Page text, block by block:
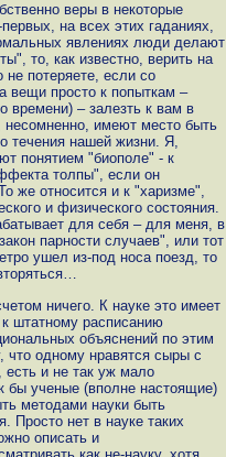
веры в некоторые
на всех этих гаданиях,
явлениях люди делают
то, как известно, верить на
потеряете, если со
вещи просто к попыткам –
времени) – залезть к вам в
имеют место быть
течения нашей жизни. Я,
понятием "биополе" - к
толпы", если он
же относится и к "харизме",
и физического состояния.
для себя – для меня, в
парности случаев", или тот
ушел из-под носа поезд, то
ничего. К науке это имеет
штатному расписанию
объяснений по этим
что одному нравятся сыры с
есть и не так уж мало
бы ученые (вполне настоящие)
методами науки быть
Просто нет в науке таких
описать и